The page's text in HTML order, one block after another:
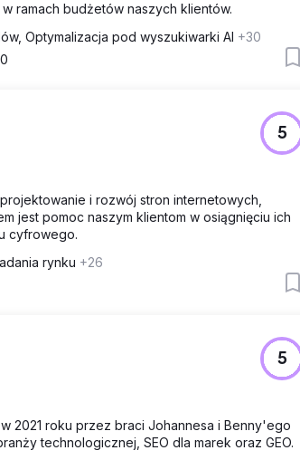
ramach budżetów naszych klientów.
Optymalizacja pod wyszukiwarki AI +30
5
i rozwój stron internetowych,
jest pomoc naszym klientom w osiągnięciu ich
cyfrowego.
rynku +26
5
w 2021 roku przez braci Johannesa i Benny'ego
technologicznej, SEO dla marek oraz GEO.